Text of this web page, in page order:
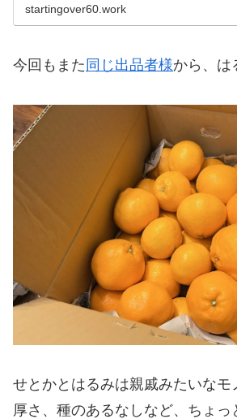
startingover60.work
今回もまた 同じ出品者様から、は
せとかとはるみは親戚みたいなモ
厚さ、種のあるなしなど、ちょっ